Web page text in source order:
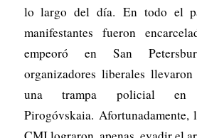
lo largo del día. En todo el
manifestantes fueron
empeoró en San
organizadores liberales
una trampa policial
Pirogóvskaia. Afortunadamente,